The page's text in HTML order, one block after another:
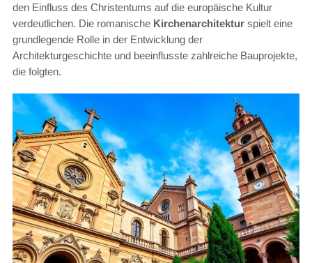
den Einfluss des Christentums auf die europäische Kultur
verdeutlichen. Die romanische Kirchenarchitektur spielt eine
grundlegende Rolle in der Entwicklung der
Architekturgeschichte und beeinflusste zahlreiche Bauprojekte,
die folgten.